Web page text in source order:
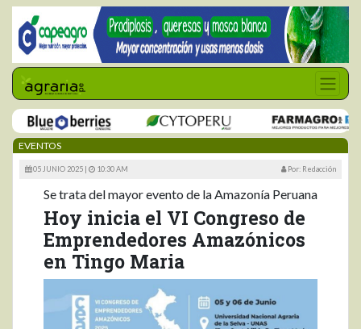
EVENTOS
05 JUNIO 2025 | 10:30 AM Por: Redacción
Se trata del mayor evento de la Amazonía Peruana
Hoy inicia el VI Congreso de
Emprendedores Amazónicos
en Tingo Maria